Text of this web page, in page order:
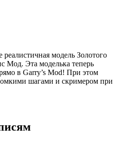
модель Золотого
Мод. Эта моделька теперь
в Garry’s Mod! При этом
шагами и скримером при